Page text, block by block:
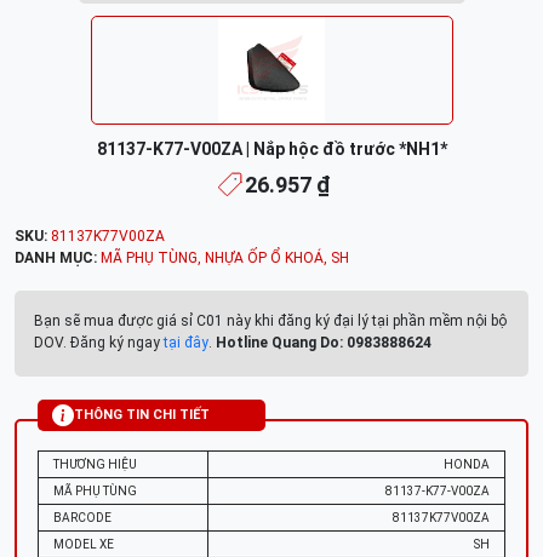
81137-K77-V00ZA | Nắp hộc đồ trước *NH1*
26.957 ₫
SKU: 81137K77V00ZA
DANH MỤC: MÃ PHỤ TÙNG, NHỰA ỐP Ổ KHOÁ, SH
Bạn sẽ mua được giá sỉ C01 này khi đăng ký đại lý tại phần mềm nội bộ
DOV. Đăng ký ngaytại đây. Hotline Quang Do: 0983888624
THÔNG TIN CHI TIẾT
THƯƠNG HIỆU
HONDA
MÃ PHỤ TÙNG
81137-K77-V00ZA
BARCODE
81137K77V00ZA
MODEL XE
SH